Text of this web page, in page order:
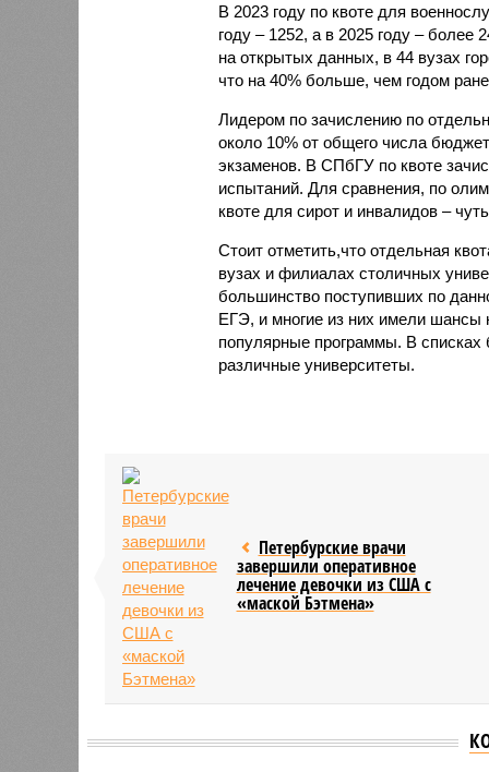
В 2023 году по квоте для
году – 1252, а в 2025 году – более
на открытых данных, в 44 вузах
что на 40% больше, чем годом
Лидером по зачислению по
около 10% от общего числа
экзаменов. В СПбГУ по квоте
испытаний. Для сравнения, по
квоте для сирот и инвалидов –
Стоит отметить,что отдельная
вузах и филиалах столичных
большинство поступивших по
ЕГЭ, и многие из них имели шансы
популярные программы. В
различные университеты.
Петербурские врачи
завершили оперативное
лечение девочки из США с
«маской Бэтмена»